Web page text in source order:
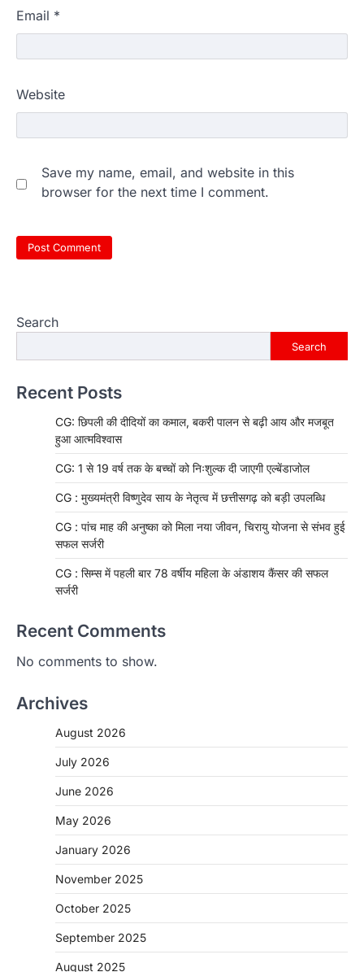
Email *
Website
Save my name, email, and website in this
browser for the next time I comment.
Search
Search
Recent Posts
CG: छिपली की दीदियों का कमाल, बकरी पालन से बढ़ी आय और मजबूत
हुआ आत्मविश्वास
CG: 1 से 19 वर्ष तक के बच्चों को निःशुल्क दी जाएगी एल्बेंडाजोल
CG : मुख्यमंत्री विष्णुदेव साय के नेतृत्व में छत्तीसगढ़ को बड़ी उपलब्धि
CG : पांच माह की अनुष्का को मिला नया जीवन, चिरायु योजना से संभव हुई
सफल सर्जरी
CG : सिम्स में पहली बार 78 वर्षीय महिला के अंडाशय कैंसर की सफल
सर्जरी
Recent Comments
No comments to show.
Archives
August 2026
July 2026
June 2026
May 2026
January 2026
November 2025
October 2025
September 2025
August 2025
CHHATTISGARH
CG: 1 से 19 वर्ष तक के बच्चों को निःशुल्क दी
जाएगी एल्बेंडाजोल
More Khabar August 7, 2026
रायपुर। राष्ट्रीय कृमि मुक्ति दिवस भारत सरकार द्वारा